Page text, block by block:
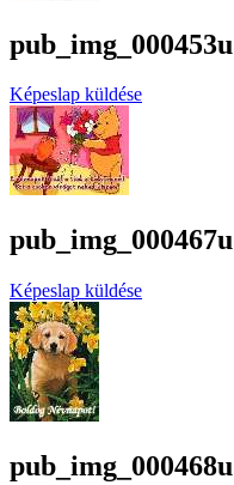
pub_img_000453u
Képeslap küldése
pub_img_000467u
Képeslap küldése
pub_img_000468u